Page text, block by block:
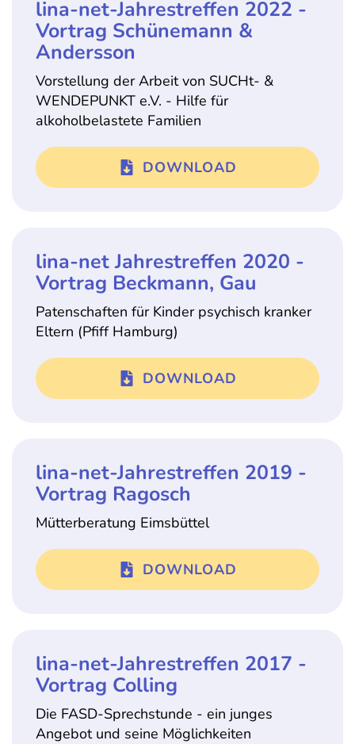
lina-net-Jahrestreffen 2022 -
Vortrag Schünemann &
Andersson
Vorstellung der Arbeit von SUCHt- &
WENDEPUNKT e.V. - Hilfe für
alkoholbelastete Familien
DOWNLOAD
lina-net Jahrestreffen 2020 -
Vortrag Beckmann, Gau
Patenschaften für Kinder psychisch kranker
Eltern (Pfiff Hamburg)
DOWNLOAD
lina-net-Jahrestreffen 2019 -
Vortrag Ragosch
Mütterberatung Eimsbüttel
DOWNLOAD
lina-net-Jahrestreffen 2017 -
Vortrag Colling
Die FASD-Sprechstunde - ein junges
Angebot und seine Möglichkeiten